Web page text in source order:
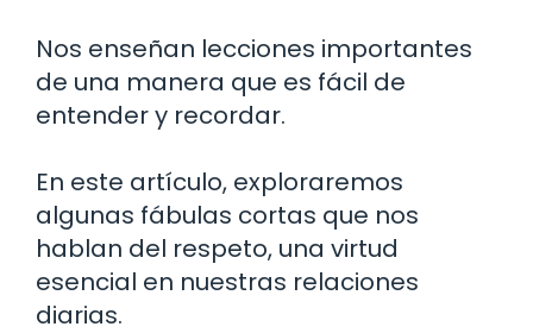
Nos enseñan lecciones importantes
de una manera que es fácil de
entender y recordar.
En este artículo, exploraremos
algunas fábulas cortas que nos
hablan del respeto, una virtud
esencial en nuestras relaciones
diarias.